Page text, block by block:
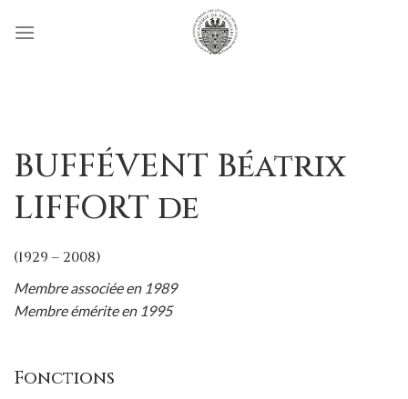
BUFFÉVENT Béatrix
LIFFORT de
(1929 – 2008)
Membre associée en 1989
Membre émérite en 1995
Fonctions